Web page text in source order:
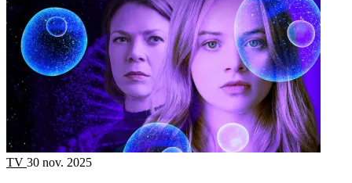
TV 30 nov. 2025